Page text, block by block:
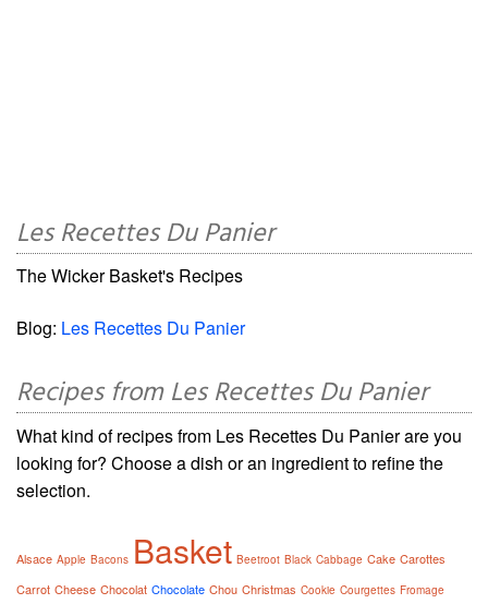
Les Recettes Du Panier
The Wicker Basket's Recipes
Blog: Les Recettes Du Panier
Recipes from Les Recettes Du Panier
What kind of recipes from Les Recettes Du Panier are you
looking for? Choose a dish or an ingredient to refine the
selection.
Alsace Apple Bacons Basket Beetroot Black Cabbage Cake Carottes
Carrot Cheese Chocolat Chocolate Chou Christmas Cookie Courgettes Fromage